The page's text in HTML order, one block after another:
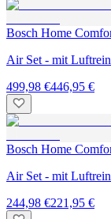
Bosch Home
Air Set - mit
499,98 €446,95 €
Bosch Home
Air Set - mit
244,98 €221,95 €